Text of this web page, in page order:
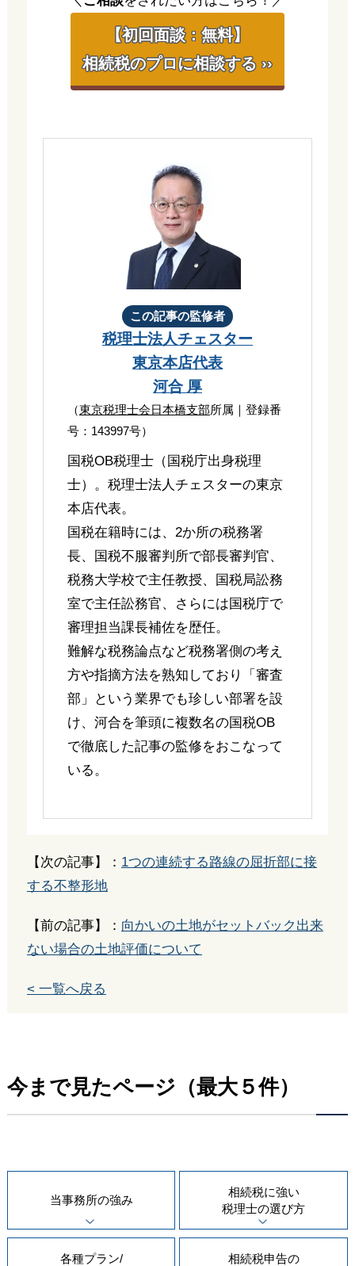
【初回面談：無料】
相続税のプロに相談する ››
この記事の監修者
税理士法人チェスター
東京本店代表
河合 厚
（東京税理士会日本橋支部所属｜登録番
号：143997号）
国税OB税理士（国税庁出身税理
士）。税理士法人チェスターの東京
本店代表。
国税在籍時には、2か所の税務署
長、国税不服審判所で部長審判官、
税務大学校で主任教授、国税局訟務
室で主任訟務官、さらには国税庁で
審理担当課長補佐を歴任。
難解な税務論点など税務署側の考え
方や指摘方法を熟知しており「審査
部」という業界でも珍しい部署を設
け、河合を筆頭に複数名の国税OB
で徹底した記事の監修をおこなって
いる。
【次の記事】： 1つの連続する路線の屈折部に接
する不整形地
【前の記事】： 向かいの土地がセットバック出来
ない場合の土地評価について
< 一覧へ戻る
今まで見たページ（最大５件）
当事務所の強み
相続税に強い
税理士の選び方
各種プラン/
相続税申告の